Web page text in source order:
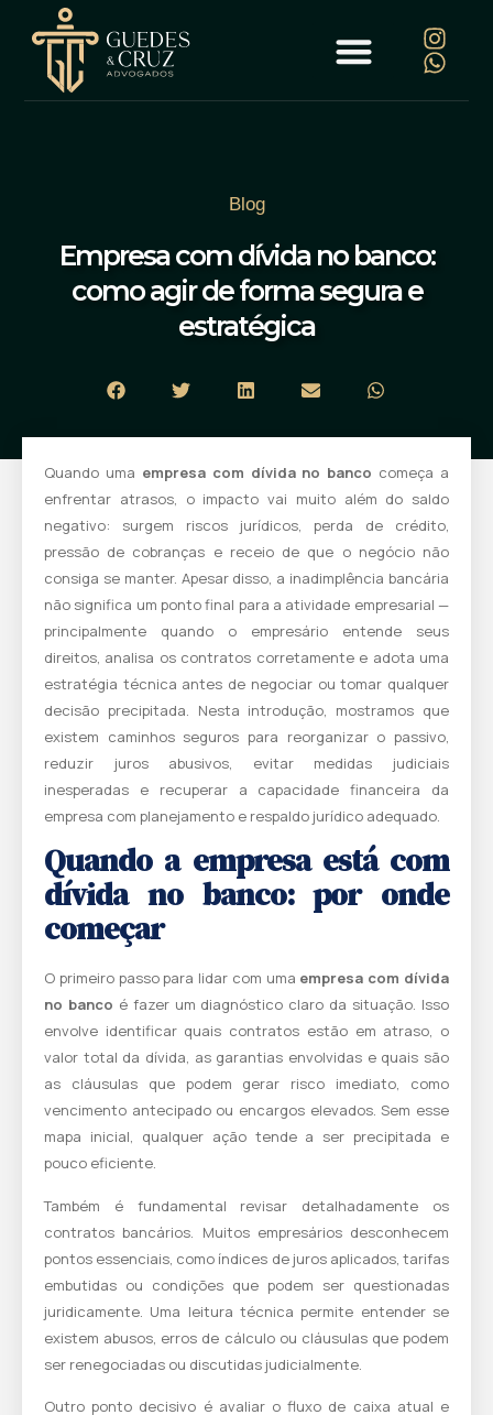
Blog
Empresa com dívida no banco:
como agir de forma segura e
estratégica
Quando uma empresa com dívida no banco começa a
enfrentar atrasos, o impacto vai muito além do saldo
negativo: surgem riscos jurídicos, perda de crédito,
pressão de cobranças e receio de que o negócio não
consiga se manter. Apesar disso, a inadimplência bancária
não significa um ponto final para a atividade empresarial —
principalmente quando o empresário entende seus
direitos, analisa os contratos corretamente e adota uma
estratégia técnica antes de negociar ou tomar qualquer
decisão precipitada. Nesta introdução, mostramos que
existem caminhos seguros para reorganizar o passivo,
reduzir juros abusivos, evitar medidas judiciais
inesperadas e recuperar a capacidade financeira da
empresa com planejamento e respaldo jurídico adequado.
Quando a empresa está com
dívida no banco: por onde
começar
O primeiro passo para lidar com uma empresa com dívida
no banco é fazer um diagnóstico claro da situação. Isso
envolve identificar quais contratos estão em atraso, o
valor total da dívida, as garantias envolvidas e quais são
as cláusulas que podem gerar risco imediato, como
vencimento antecipado ou encargos elevados. Sem esse
mapa inicial, qualquer ação tende a ser precipitada e
pouco eficiente.
Também é fundamental revisar detalhadamente os
contratos bancários. Muitos empresários desconhecem
pontos essenciais, como índices de juros aplicados, tarifas
embutidas ou condições que podem ser questionadas
juridicamente. Uma leitura técnica permite entender se
existem abusos, erros de cálculo ou cláusulas que podem
ser renegociadas ou discutidas judicialmente.
Outro ponto decisivo é avaliar o fluxo de caixa atual e